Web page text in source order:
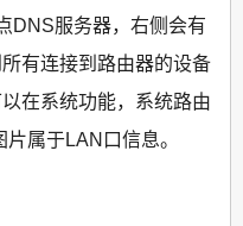
DNS服务器，右侧会有
有连接到路由器的设备
在系统功能，系统路由
属于LAN口信息。